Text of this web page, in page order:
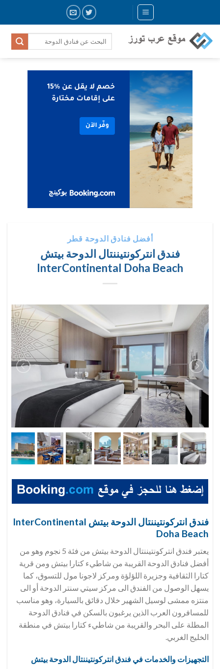
content
أفضل فنادق الدوحة قطر
فندق انتركونتيننتال الدوحة بيتش
InterContinental Doha Beach
فندق انتركونتيننتال الدوحة بيتش InterContinental
Doha Beach
يعتبر فندق انتركونتيننتال الدوحة بيتش من فئة 5 نجوم وهو من
أفضل فنادق الدوحة القريبة من شاطيء كتارا بيتش ومن قرية
كتارا الثقافية وجزيرة اللؤلؤة ومركز لاجونا مول للتسوق، كما
يسهل الوصول من الفندق الى مركز سيتي سنتر الدوحة أو الى
منتزه ممشى لوسيل الشهير خلال دقائق بالسيارة، وهو مناسب
للمسافرون العرب الذين يرغبون بالسكن في فنادق الدوحة
المطلة على البحر والقريبة من شاطيء كتارا بيتش في منطقة
الخليج الغربي.
التجهيزات والخدمات في فندق انتركونتيننتال الدوحة بيتش